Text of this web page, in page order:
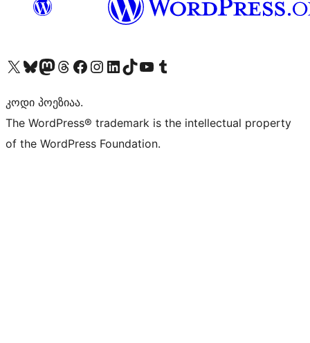
Visit our X (formerly Twitter) account
Visit our Bluesky account
Visit our Mastodon account
Visit our Threads account
Visit our Facebook page
Visit our Instagram account
Visit our LinkedIn account
Visit our TikTok account
Visit our YouTube channel
Visit our Tumblr account
კოდი პოეზიაა.
The WordPress® trademark is the intellectual property
of the WordPress Foundation.